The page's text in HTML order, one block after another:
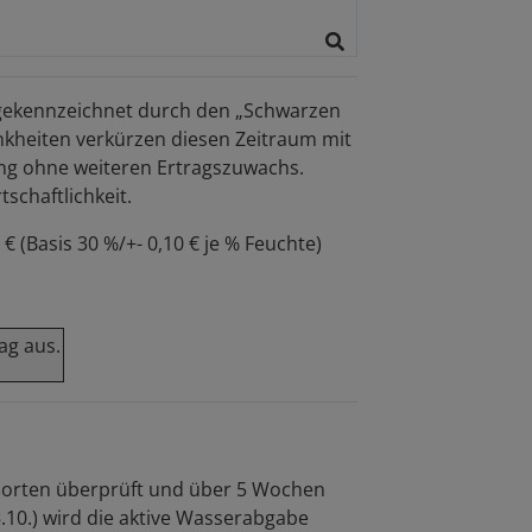
durch den „Schwarzen
verkürzen diesen Zeitraum mit
ohne weiteren Ertragszuwachs.
30 %/+- 0,10 € je % Feuchte)
aus.
überprüft und über 5 Wochen
wird die aktive Wasserabgabe